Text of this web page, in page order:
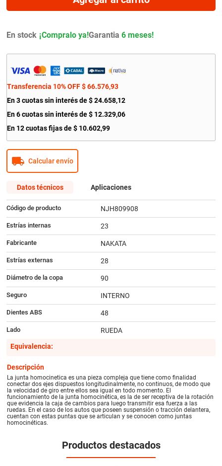
En stock Garantia 6 meses!
Transferencia 10% OFF $ 66.576,93
En 3 cuotas sin interés de $ 24.658,12
En 6 cuotas sin interés de$ 12.329,06
En 12 cuotas fijas de $ 10.602,99
Calcular envío
Datos técnicos Aplicaciones
Código de producto NJH809908
Estrías internas 23
Fabricante NAKATA
Estrías externas 28
Diámetro de la copa 90
Seguro INTERNO
Dientes ABS 48
Lado
RUEDA
Equivalencia:
Descripción
La junta homocinetica es una pieza compleja que tiene como finalidad
conectar dos ejes dispuestos longitudinalmente, no continuos, de modo que
la velocidad de giro entre ellos sea igual en todo momento. El
funcionamiento de la junta homocinética, es la de ser receptiva de la rotación
que evidencia la caja de cambios para luego transmitir esa fuerza a las
ruedas. En el caso de los autos que poseen suspensión o tracción delantera,
cuentan con estas puntas que se articulan y se conocen como juntas
homocinéticas.
Productos destacados